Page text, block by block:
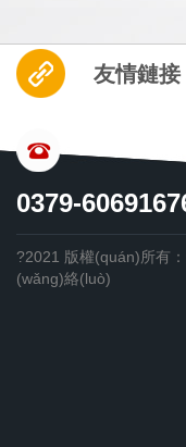
友情鏈接
CONTACT US
0379-
?2021 版權(quán)所有
(wǎng)絡(luò)